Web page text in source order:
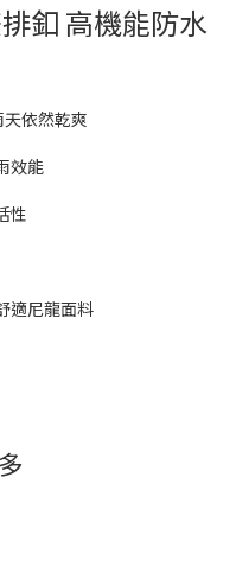
釦 高機能防水
依然乾爽
效能
性
適尼龍面料